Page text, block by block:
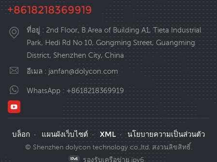
คุณภาพ ISO9001:2015 และเกีย
รติอื่นๆ.dolycon มีทีม R&D ที่
แข็งแกร่ง, และกลุ่มผู้บริหารที่ทรง
พลังพร้อมสมาชิกมืออาชีพและมี
ประสบการณ์.
+8618218369919
ที่อยู่ : 2nd Floor, B Area of Building A1, Tieta Industrial
Park, Hedi Rd No 10, Gongming Street, Guangming
District, Shenzhen City, China
อีเมล : janfan@dolycon.com
WhatsApp : +8618218369919
บล็อก · แผนผังเว็บไซต์ · XML · นโยบายความเป็นส่วนตัว
© Shenzhen dolycon technology co.,ltd. สงวนลิขสิทธิ์.
รองรับเครือข่าย ipv6